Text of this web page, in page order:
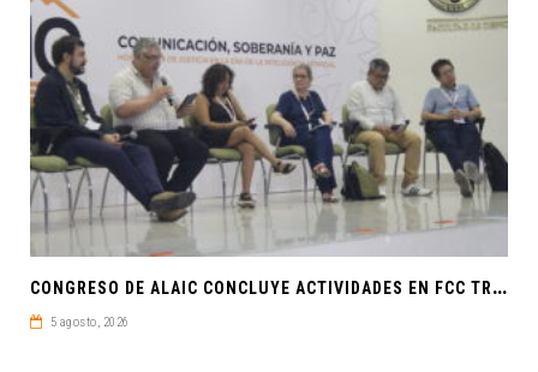
C
ONGRESO DE ALAIC CONCLUYE ACTIVIDADES EN FCC TRAS UNA SEMANA LLENA DE CONOCIMIENTO Y REFLEXIÓN
5 agosto, 2026